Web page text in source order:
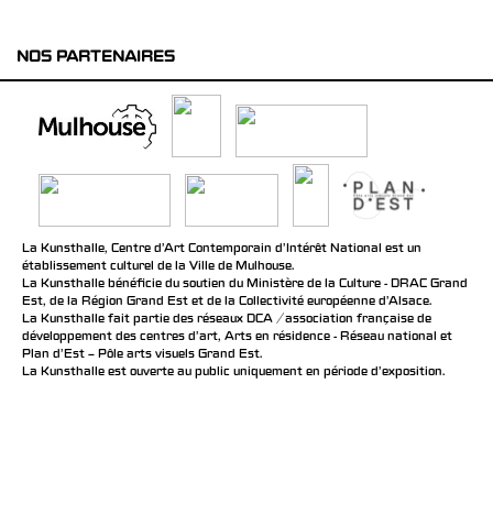
NOS PARTENAIRES
La Kunsthalle, Centre d’Art Contemporain d’Intérêt National est un
établissement culturel de la Ville de Mulhouse.
La Kunsthalle bénéficie du soutien du Ministère de la Culture - DRAC Grand
Est, de la Région Grand Est et de la Collectivité européenne d’Alsace.
La Kunsthalle fait partie des réseaux DCA / association française de
développement des centres d'art, Arts en résidence - Réseau national et
Plan d’Est – Pôle arts visuels Grand Est.
La Kunsthalle est ouverte au public uniquement en période d'exposition.